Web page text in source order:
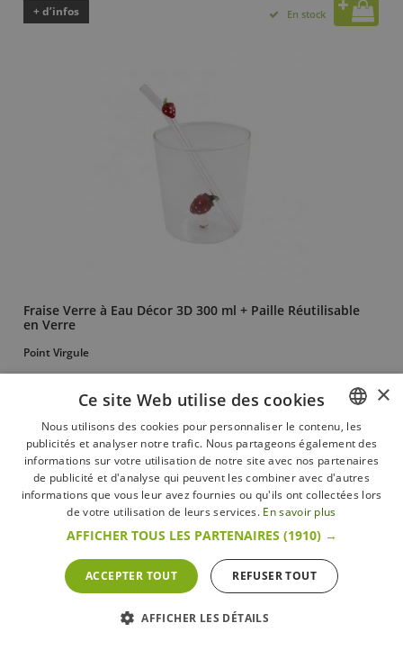
+ d’infos En stock
Fraise Verre à Eau Décor 3D 300 ml + Paille Réutilisable
en Verre
Point Virgule
11,95 €
FRENCH
DUTCH
×
Ce site Web utilise des cookies
Nous utilisons des cookies pour personnaliser le contenu, les
publicités et analyser notre trafic. Nous partageons également des
informations sur votre utilisation de notre site avec nos partenaires
de publicité et d'analyse qui peuvent les combiner avec d'autres
informations que vous leur avez fournies ou qu'ils ont collectées lors
de votre utilisation de leurs services. En savoir plus
AFFICHER TOUS LES PARTENAIRES (1910) →
ACCEPTER TOUT REFUSER TOUT
AFFICHER LES DÉTAILS